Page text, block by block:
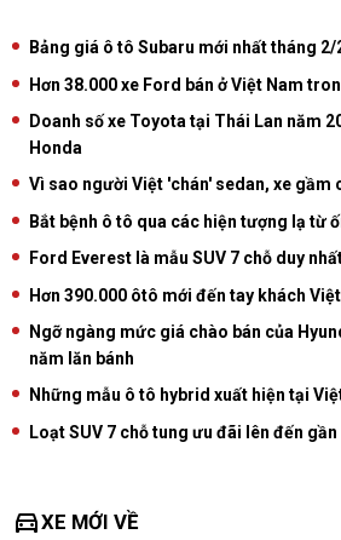
Bảng giá ô tô Subaru mới nhất tháng 2/
Hơn 38.000 xe Ford bán ở Việt Nam
Doanh số xe Toyota tại Thái Lan năm
Honda
Vì sao người Việt 'chán' sedan, xe gầm
Bắt bệnh ô tô qua các hiện tượng lạ từ
Ford Everest là mẫu SUV 7 chỗ duy
Hơn 390.000 ôtô mới đến tay khách
Ngỡ ngàng mức giá chào bán của
năm lăn bánh
Những mẫu ô tô hybrid xuất hiện tại
Loạt SUV 7 chỗ tung ưu đãi lên đến
directions_carXE MỚI VỀ